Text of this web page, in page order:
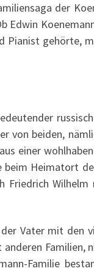
der
Edwin
gehörte,
beiden,
einer
Heimatort
Friedrich
Vater mit den
Familie